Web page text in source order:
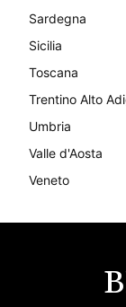
Sardegna
Sicilia
Toscana
Trentino Alto
Umbria
Valle d'Aosta
Veneto